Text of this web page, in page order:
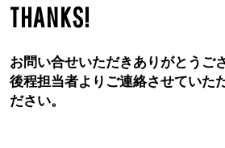
THANKS!
お問い合せいただきありがとうご
後程担当者よりご連絡させていた
ださい。